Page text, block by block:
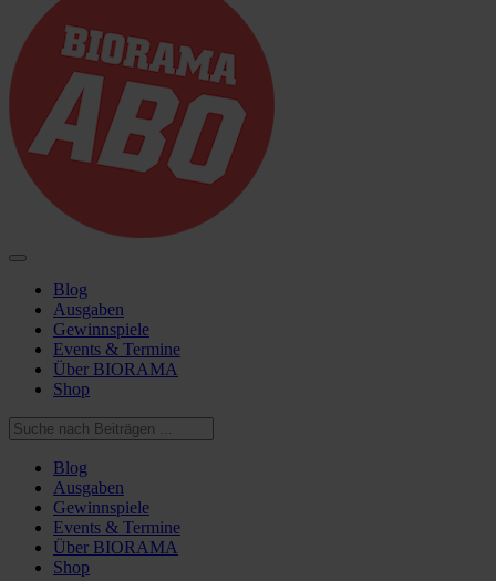
Blog
Ausgaben
Gewinnspiele
Events & Termine
Über BIORAMA
Shop
Blog
Ausgaben
Gewinnspiele
Events & Termine
Über BIORAMA
Shop